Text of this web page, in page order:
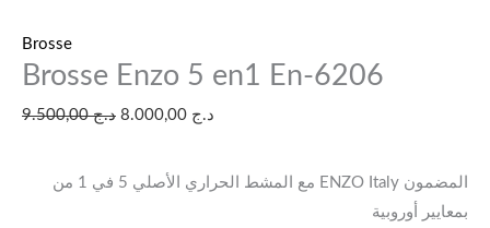
Brosse
Brosse Enzo 5 en1 En-6206
د.ج9.500,00 د.ج
مع المشط الحراري الأصلي 5 في 1 من ENZO Italy المضمون
بمعايير أوروبية